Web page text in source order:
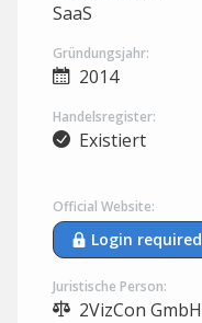
SaaS
Gründungsjahr:
2014
Handelsregister:
Existiert
Official Website:
Login required
Juristische Person:
2VizCon GmbH